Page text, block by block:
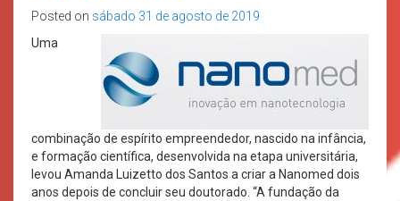
Posted on sábado 31 de agosto de 2019
Uma
combinação de espírito empreendedor, nascido na infância,
e formação científica, desenvolvida na etapa universitária,
levou Amanda Luizetto dos Santos a criar a Nanomed dois
anos depois de concluir seu doutorado. “A fundação da